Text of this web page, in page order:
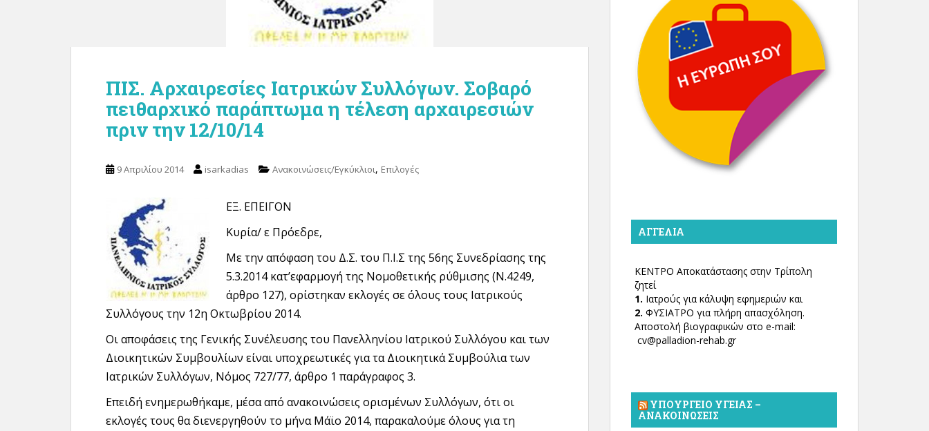
ΠΙΣ. Αρχαιρεσίες Ιατρικών Συλλόγων. Σοβαρό
πειθαρχικό παράπτωμα η τέλεση αρχαιρεσιών
πριν την 12/10/14
9 Απριλίου 2014 isarkadias Ανακοινώσεις/Εγκύκλιοι, Επιλογές
ΕΞ. ΕΠΕΙΓΟΝ
Κυρία/ ε Πρόεδρε,
Με την απόφαση του Δ.Σ. του Π.Ι.Σ της 56ης Συνεδρίασης της
5.3.2014 κατ’εφαρμογή της Νομοθετικής ρύθμισης (Ν.4249,
άρθρο 127), ορίστηκαν εκλογές σε όλους τους Ιατρικούς
Συλλόγους την 12η Οκτωβρίου 2014.
Οι αποφάσεις της Γενικής Συνέλευσης του Πανελληνίου Ιατρικού Συλλόγου και των
Διοικητικών Συμβουλίων είναι υποχρεωτικές για τα Διοικητικά Συμβούλια των
Ιατρικών Συλλόγων, Νόμος 727/77, άρθρο 1 παράγραφος 3.
Επειδή ενημερωθήκαμε, μέσα από ανακοινώσεις ορισμένων Συλλόγων, ότι οι
εκλογές τους θα διενεργηθούν το μήνα Μάϊο 2014, παρακαλούμε όλους για τη
ΑΓΓΕΛΊΑ
ΚΕΝΤΡΟ Αποκατάστασης στην Τρίπολη
ζητεί
1. Ιατρούς για κάλυψη εφημεριών και
2. ΦΥΣΙΑΤΡΟ για πλήρη απασχόληση.
Αποστολή βιογραφικών στο e-mail:
cv@palladion-rehab.gr
ΥΠΟΥΡΓΕΊΟ ΥΓΕΊΑΣ –
ΑΝΑΚΟΙΝΏΣΕΙΣ